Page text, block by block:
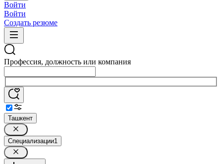
Войти
Войти
Создать резюме
Профессия, должность или компания
Ташкент
Специализации1